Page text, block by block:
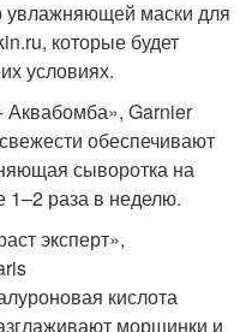
увлажняющей маски для
которые будет
условиях.
Аквабомба», Garnier
обеспечивают
сыворотка на
1–2 раза в неделю.
эксперт»,
кислота
морщинки и